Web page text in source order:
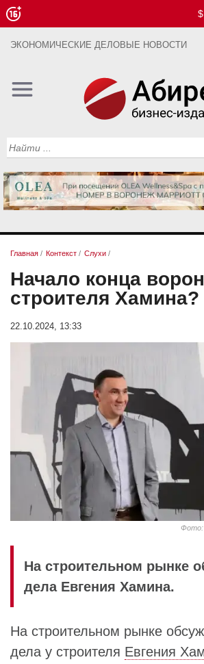
ЭКОНОМИЧЕСКИЕ ДЕЛОВЫЕ НОВОСТИ
Главная / Контекст / Слухи /
Начало конца
строителя Хамина?
22.10.2024, 13:33
Фото:
На строительном рынке
дела Евгения Хамина.
На строительном рынке
дела у строителя Евгения